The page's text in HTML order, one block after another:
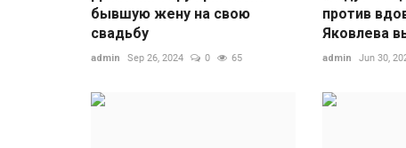
бывшую жену на свою
свадьбу
admin Sep 26, 2024 0 65
против
Яковлева
admin Jun 30,